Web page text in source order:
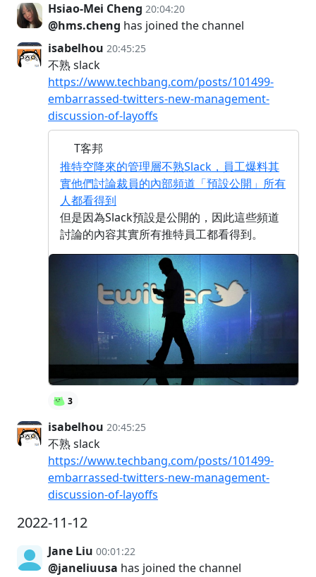
Hsiao-Mei Cheng 20:04:20
@hms.cheng has joined the channel
isabelhou 20:45:25
不熟 slack
https://www.techbang.com/posts/101499-
embarrassed-twitters-new-management-
discussion-of-layoffs
T客邦
推特空降來的管理層不熟Slack，員工爆料其
實他們討論裁員的內部頻道「預設公開」所有
人都看得到
但是因為Slack預設是公開的，因此這些頻道
討論的內容其實所有推特員工都看得到。
3
isabelhou 20:45:25
不熟 slack
https://www.techbang.com/posts/101499-
embarrassed-twitters-new-management-
discussion-of-layoffs
2022-11-12
Jane Liu 00:01:22
@janeliuusa has joined the channel